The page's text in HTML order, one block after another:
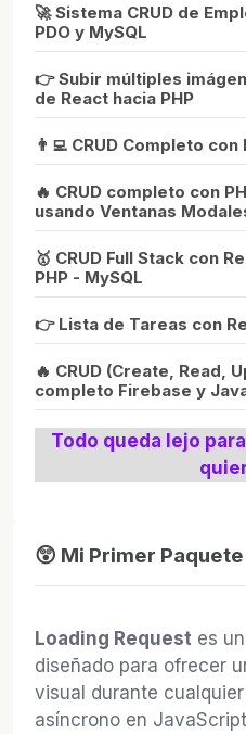
🚀 Sistema CRUD de
PDO y MySQL
👉 Subir múltiples
de React hacia PHP
👨‍💻 CRUD Completo
🔥 CRUD completo con
usando Ventanas
🥇 CRUD Full Stack con
PHP - MySQL
👉 Lista de Tareas con
🔥 CRUD (Create, Read,
completo Firebase y
Todo queda lejo
😲 Mi Primer Paquete
Loading Request es
diseñado para ofrecer
visual durante
asíncrono en